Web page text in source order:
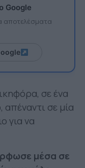
Google
αποτελέσματα
σε ένα
απέναντι σε μία
για να
μέσα σε